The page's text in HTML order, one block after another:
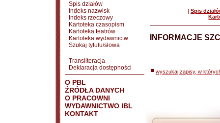
Spis działów
Indeks nazwisk
Indeks rzeczowy
Kartoteka czasopism
Kartoteka teatrów
Kartoteka wydawnictw
Szukaj tytułu/słowa
Transliteracja
Deklaracja dostępności
O PBL
ŹRÓDŁA DANYCH
O PRACOWNI
WYDAWNICTWO IBL
KONTAKT
| Spis
|
INFORMACJE
wyszukaj zapisy, w